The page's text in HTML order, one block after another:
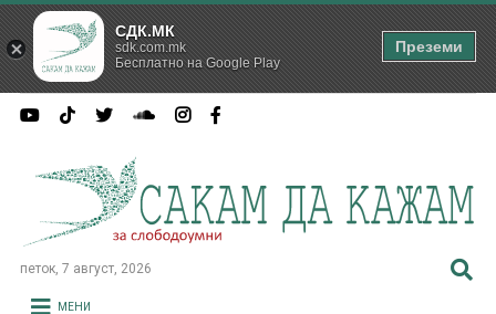
петок, 7 август, 2026
МЕНИ
СДК.МК
sdk.com.mk
Бесплатно на Google Play
Преземи